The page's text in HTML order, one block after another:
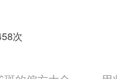
次